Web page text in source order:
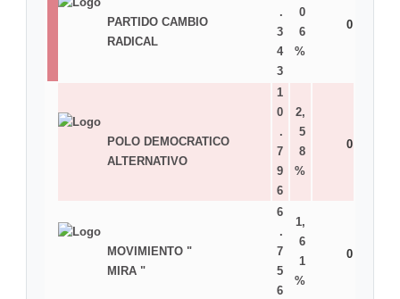
PARTIDO CAMBIO
RADICAL
.
3
4
3
0
6
%
0
POLO DEMOCRATICO
ALTERNATIVO
1
0
.
7
9
6
2,
5
8
%
0
MOVIMIENTO "
MIRA "
6
.
7
5
6
1,
6
1
%
0